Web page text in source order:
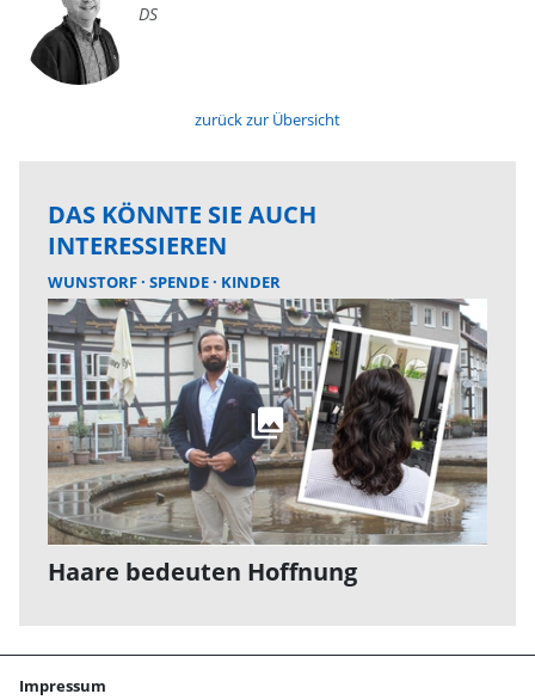
DS
zurück zur Übersicht
DAS KÖNNTE SIE AUCH
INTERESSIEREN
WUNSTORF SPENDE KINDER
Haare bedeuten Hoffnung
Impressum